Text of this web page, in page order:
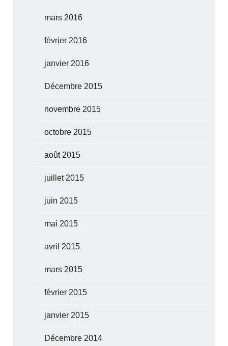
mars 2016
février 2016
janvier 2016
Décembre 2015
novembre 2015
octobre 2015
août 2015
juillet 2015
juin 2015
mai 2015
avril 2015
mars 2015
février 2015
janvier 2015
Décembre 2014